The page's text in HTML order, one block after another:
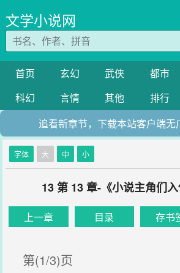
文学小说网
首页 玄幻 武侠 都市
科幻
言情 其他 排行
追看新章节，下载本站客户端无
字体 大 中 小
13 第 13 章-《小说主角们入
上一章 目录 存书
第(1/3)页